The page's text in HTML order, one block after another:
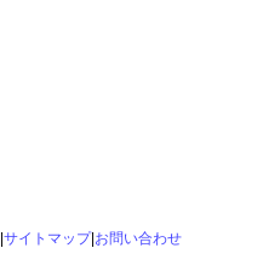
サイトマップ| お問い合わせ